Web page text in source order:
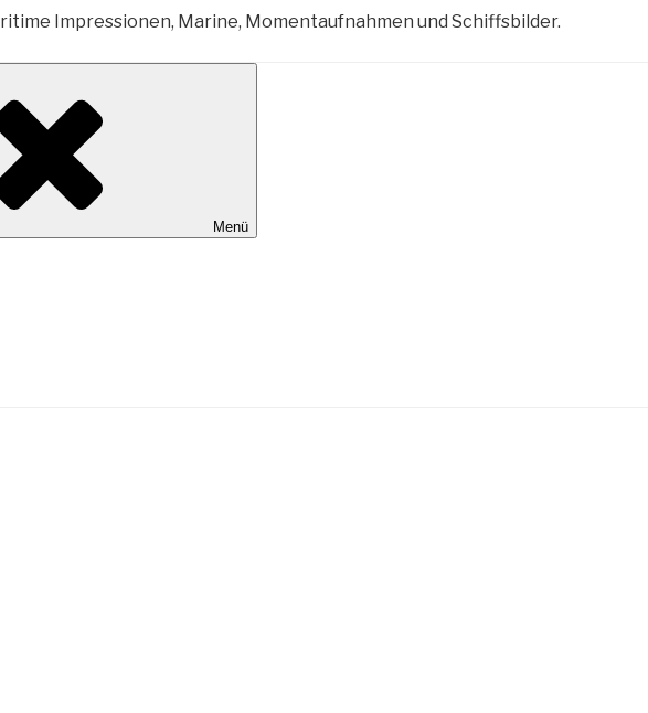
Wilhelmshaven
Menü